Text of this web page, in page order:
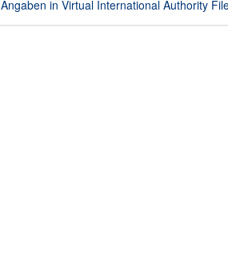
Angaben in Virtual International Authority